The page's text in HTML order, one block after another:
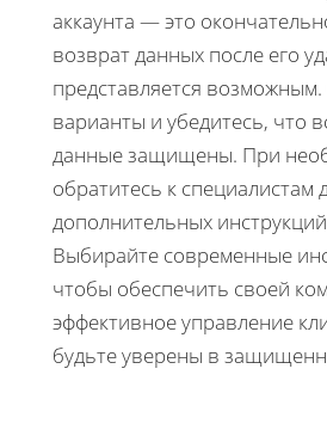
аккаунта — это
возврат данных после его
представляется
варианты и убедитесь, что
данные защищены. При
обратитесь к специалистам
дополнительных
Выбирайте современные
чтобы обеспечить своей
эффективное управление
будьте уверены в